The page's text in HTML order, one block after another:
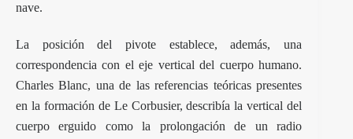
nave.
La posición del pivote establece, además, una
correspondencia con el eje vertical del cuerpo humano.
Charles Blanc, una de las referencias teóricas presentes
en la formación de Le Corbusier, describía la vertical del
cuerpo erguido como la prolongación de un radio